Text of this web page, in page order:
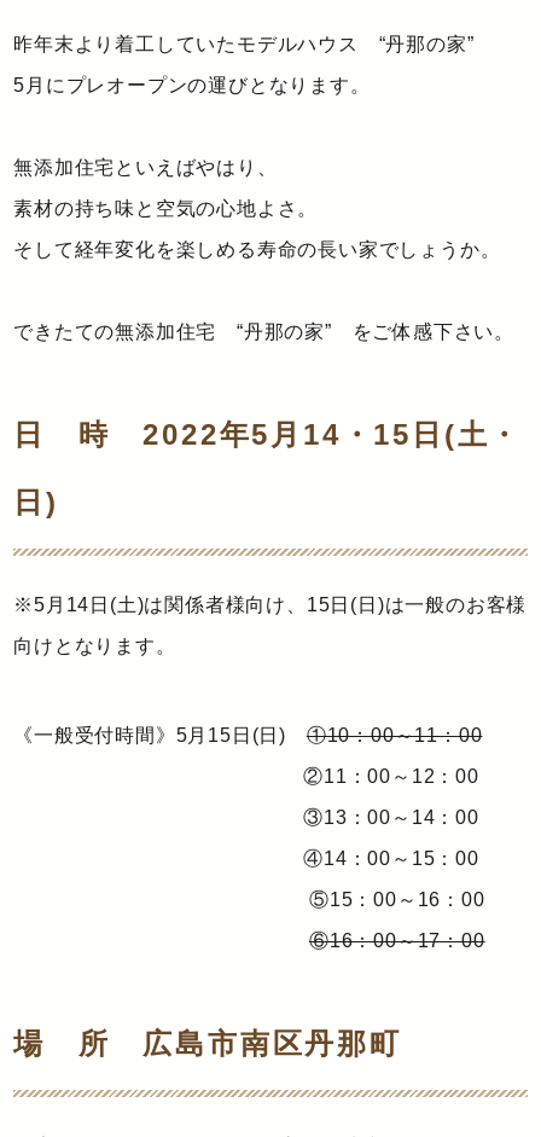
昨年末より着工していたモデルハウス “丹那の家”
5月にプレオープンの運びとなります。
無添加住宅といえばやはり、
素材の持ち味と空気の心地よさ。
そして経年変化を楽しめる寿命の長い家でしょうか。
できたての無添加住宅 “丹那の家” をご体感下さい。
日 時 2022年5月14・15日(土・
日)
※5月14日(土)は関係者様向け、15日(日)は一般のお客様
向けとなります。
《一般受付時間》5月15日(日)①10：00～11：00
②11：00～12：00
③13：00～14：00
④14：00～15：00
⑤15：00～16：00
⑥16：00～17：00
場 所 広島市南区丹那町